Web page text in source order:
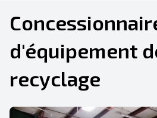
d'équipement
recyclage